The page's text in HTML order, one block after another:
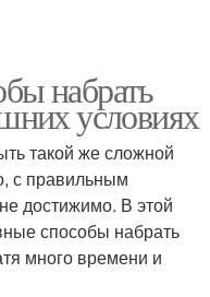
набрать
условиях
такой же сложной
с правильным
достижимо. В этой
способы набрать
много времени и